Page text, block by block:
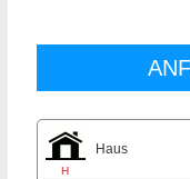
H
Haus